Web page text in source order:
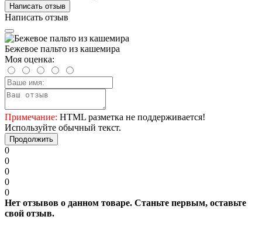
Написать отзыв
Написать отзыв
Бежевое пальто из кашемира
Моя оценка:
Примечание: HTML разметка не поддерживается!
Используйте обычный текст.
Продолжить
0
0
0
0
0
Нет отзывов о данном товаре. Станьте первым, оставьте
свой отзыв.